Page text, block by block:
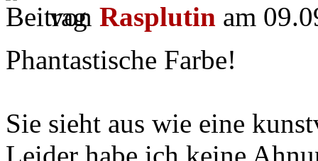
von Rasplutin am
Phantastische Farbe!
Sie sieht aus wie eine
Leider habe ich keine